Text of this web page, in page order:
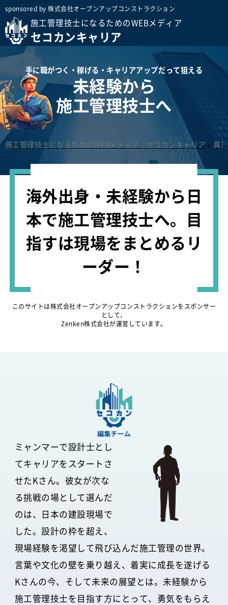
sponsored by 株式会社オープンアップコンストラクション
施工管理技士になるためのWEBメディア
セコカンキャリア
手に職がつく・稼げる・キャリアアップだって狙える
未経験から
施工管理技士へ
施工管理技士になるためのWEBメディア｜セコカンキャリア » 異
海外出身・未経験から日
本で施工管理技士へ。目
指すは現場をまとめるリ
ーダー！
このサイトは株式会社オープンアップコンストラクションをスポンサー
として、
Zenken株式会社が運営しています。
ミャンマーで設計士とし
てキャリアをスタートさ
せたKさん。彼女が次な
る挑戦の場として選んだ
のは、日本の建設現場で
した。設計の枠を超え、
現場経験を渇望して飛び込んだ施工管理の世界。
言葉や文化の壁を乗り越え、着実に成長を遂げる
Kさんの今、そして未来の展望とは。未経験から
施工管理技士を目指す方にとって、勇気をもらえ